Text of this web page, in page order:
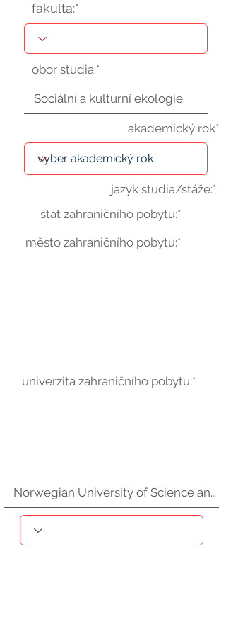
fakulta:*
obor studia:*
akademický rok*
jazyk studia/stáže:*
stát zahraničního pobytu:*
město zahraničního pobytu:*
univerzita zahraničního pobytu:*